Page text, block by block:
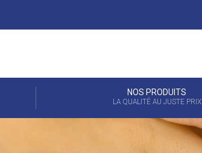
NOS PRODUITS
LA QUALITÉ AU JUSTE PRIX